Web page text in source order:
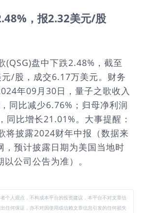
，报2.32美元/股
(QSG)盘中下跌2.48%，截至
/股，成交6.17万美元。财务
年09月30日，量子之歌收入
同比减少6.76%；归母净利润
同比增长21.01%。大事提醒：
将披露2024财年中报（数据来
，预计披露日期为美国当地时
公司公告为准）。
个人观点，不构成本平台的投资建议，本平台不对文章信
任何保证，亦不对因使用或信赖文章信息引发的任何损失